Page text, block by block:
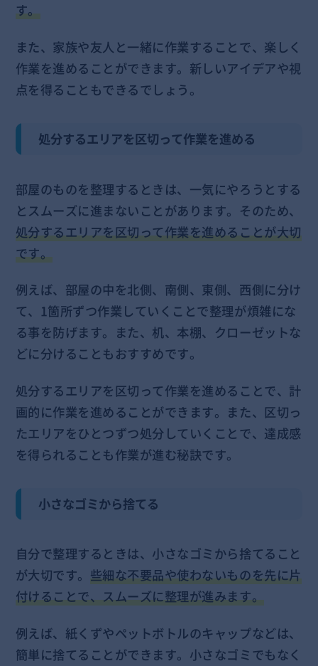
す。
また、家族や友人と一緒に作業することで、楽しく
作業を進めることができます。新しいアイデアや視
点を得ることもできるでしょう。
処分するエリアを区切って作業を進める
部屋のものを整理するときは、一気にやろうとする
とスムーズに進まないことがあります。そのため、
処分するエリアを区切って作業を進めることが大切
です。
例えば、部屋の中を北側、南側、東側、西側に分け
て、1箇所ずつ作業していくことで整理が煩雑にな
る事を防げます。また、机、本棚、クローゼットな
どに分けることもおすすめです。
処分するエリアを区切って作業を進めることで、計
画的に作業を進めることができます。また、区切っ
たエリアをひとつずつ処分していくことで、達成感
を得られることも作業が進む秘訣です。
小さなゴミから捨てる
自分で整理するときは、小さなゴミから捨てること
が大切です。 些細な不要品や使わないものを先に片
付けることで、スムーズに整理が進みます。
例えば、紙くずやペットボトルのキャップなどは、
簡単に捨てることができます。小さなゴミでもなく